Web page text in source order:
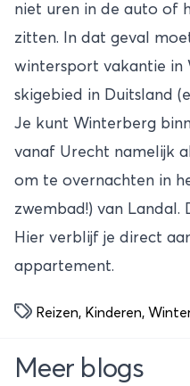
niet uren in de auto of
zitten. In dat geval
wintersport vakantie in
skigebied in Duitsland
Je kunt Winterberg
vanaf Urecht namelijk
om te overnachten in
zwembad!) van Landal.
Hier verblijf je direct
appartement.
Reizen, Kinderen,
Meer blogs